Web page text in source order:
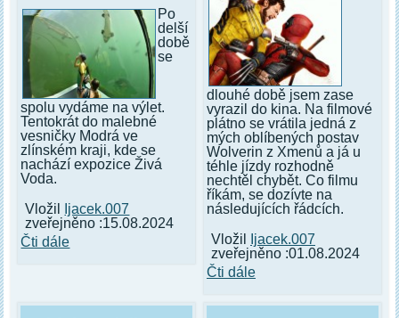
Po
delší
době
se
spolu vydáme na výlet.
Tentokrát do malebné
vesničky Modrá ve
zlínském kraji, kde se
nachází expozice Živá
Voda.
Vložil
Ijacek.007
zveřejněno :15.08.2024
Čti dále
dlouhé době jsem zase
vyrazil do kina. Na filmové
plátno se vrátila jedná z
mých oblíbených postav
Wolverin z Xmenů a já u
téhle jízdy rozhodně
nechtěl chybět. Co filmu
říkám, se dozívte na
následujících řádcích.
Vložil
Ijacek.007
zveřejněno :01.08.2024
Čti dále